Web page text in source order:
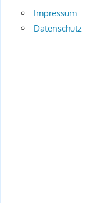
Impressum
Datenschutz